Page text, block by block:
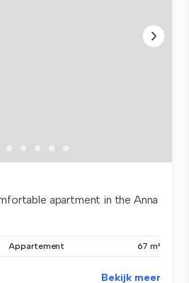
apartment in the Anna
Appartement 67 m²
Bekijk meer